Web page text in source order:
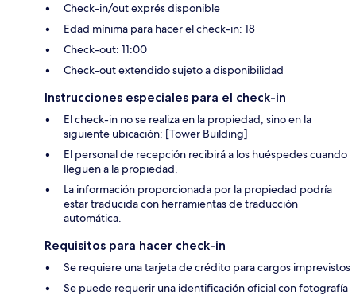
Check-in/out exprés disponible
Edad mínima para hacer el check-in: 18
Check-out: 11:00
Check-out extendido sujeto a disponibilidad
Instrucciones especiales para el check-in
El check-in no se realiza en la propiedad, sino en la
siguiente ubicación: [Tower Building]
El personal de recepción recibirá a los huéspedes cuando
lleguen a la propiedad.
La información proporcionada por la propiedad podría
estar traducida con herramientas de traducción
automática.
Requisitos para hacer check-in
Se requiere una tarjeta de crédito para cargos imprevistos
Se puede requerir una identificación oficial con fotografía